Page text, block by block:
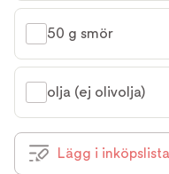
50 g smör
olja (ej olivolja)
Lägg i inköpslista